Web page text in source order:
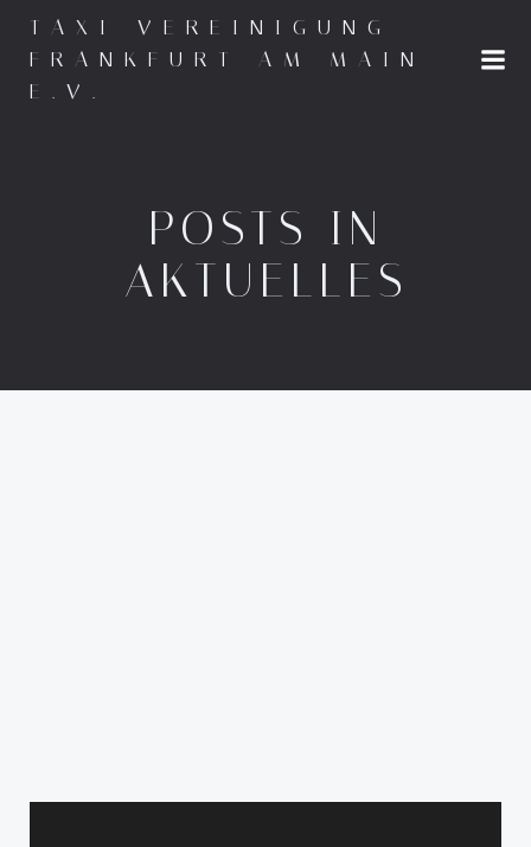
Inhalt
springen
TAXI-VEREINIGUNG
FRANKFURT AM MAIN
E.V.
POSTS IN
AKTUELLES